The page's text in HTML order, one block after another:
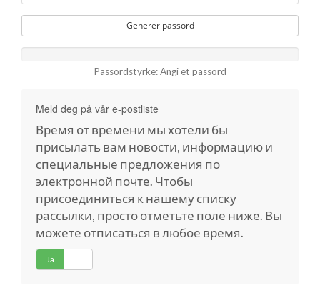
Generer passord
Passordstyrke: Angi et passord
Meld deg på vår e-postliste
Время от времени мы хотели бы
присылать вам новости, информацию и
специальные предложения по
электронной почте. Чтобы
присоединиться к нашему списку
рассылки, просто отметьте поле ниже. Вы
можете отписаться в любое время.
Ja